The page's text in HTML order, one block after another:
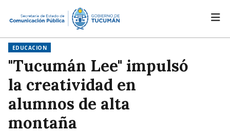
EDUCACION
"Tucumán Lee" impulsó
la creatividad en
alumnos de alta
montaña